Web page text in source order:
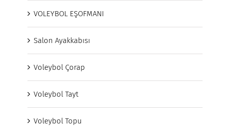
VOLEYBOL EŞOFMANI
Salon Ayakkabısı
Voleybol Çorap
Voleybol Tayt
Voleybol Topu